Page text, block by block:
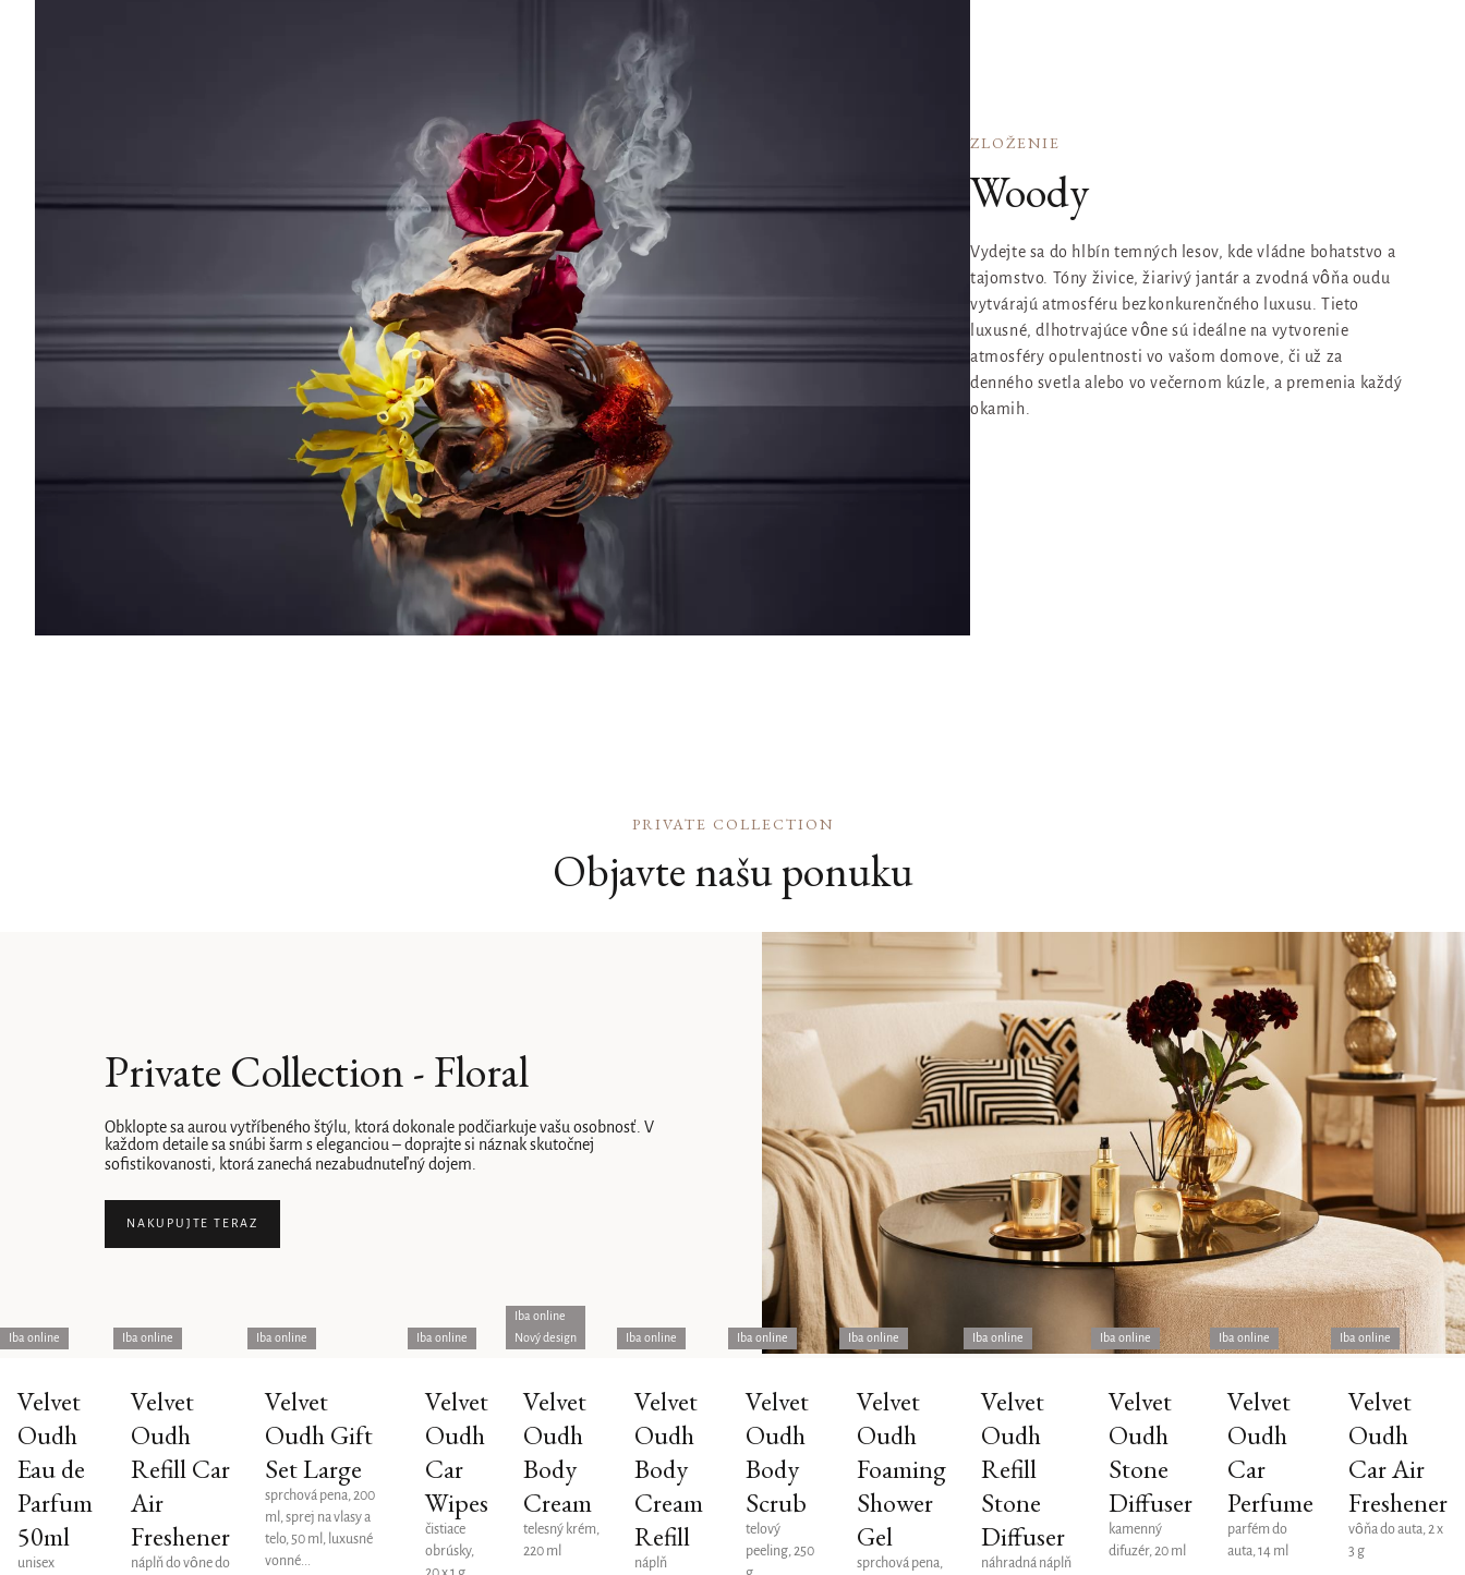
ZLOŽENIE
Woody
Vydejte sa do hlbín temných lesov, kde vládne bohatstvo a
tajomstvo. Tóny živice, žiarivý jantár a zvodná vôňa oudu
vytvárajú atmosféru bezkonkurenčného luxusu. Tieto
luxusné, dlhotrvajúce vône sú ideálne na vytvorenie
atmosféry opulentnosti vo vašom domove, či už za
denného svetla alebo vo večernom kúzle, a premenia každý
okamih.
PRIVATE COLLECTION
Objavte našu ponuku
Private Collection - Floral
Obklopte sa aurou vytříbeného štýlu, ktorá dokonale podčiarkuje vašu osobnosť. V
každom detaile sa snúbi šarm s eleganciou – doprajte si náznak skutočnej
sofistikovanosti, ktorá zanechá nezabudnuteľný dojem.
NAKUPUJTE TERAZ
Výpis
produktov
Iba online
Velvet
Oudh
Eau de
Parfum
50ml
unisex
Iba online
Velvet
Oudh
Refill Car
Air
Freshener
náplň do vône do
Iba online
Velvet
Oudh Gift
Set Large
sprchová pena, 200
ml, sprej na vlasy a
telo, 50 ml, luxusné
vonné...
Iba online
Velvet
Oudh
Car
Wipes
čistiace
obrúsky,
Iba online
Nový design
Velvet
Oudh
Body
Cream
telesný krém,
220 ml
Iba online
Velvet
Oudh
Body
Cream
Refill
náplň
Iba online
Velvet
Oudh
Body
Scrub
telový
peeling, 250
Iba online
Velvet
Oudh
Foaming
Shower
Gel
sprchová pena,
Iba online
Velvet
Oudh
Refill
Stone
Diffuser
náhradná náplň
Iba online
Velvet
Oudh
Stone
Diffuser
kamenný
difuzér, 20 ml
Iba online
Velvet
Oudh
Car
Perfume
parfém do
auta, 14 ml
Iba online
Velvet
Oudh
Car Air
Freshener
vôňa do auta, 2 x
3 g